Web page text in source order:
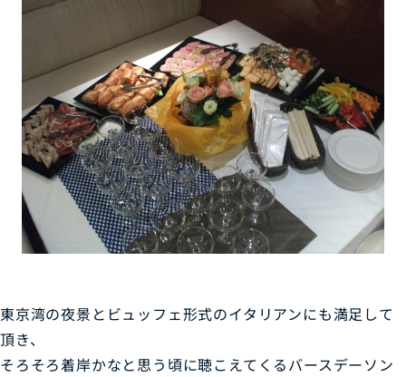
東京湾の夜景とビュッフェ形式のイタリアンにも満足して
頂き、
そろそろ着岸かなと思う頃に聴こえてくるバースデーソン